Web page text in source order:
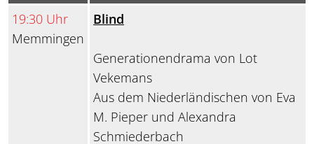
19:30 Uhr
Memmingen
Blind
Generationendrama von Lot
Vekemans
Aus dem Niederländischen von Eva
M. Pieper und Alexandra
Schmiederbach